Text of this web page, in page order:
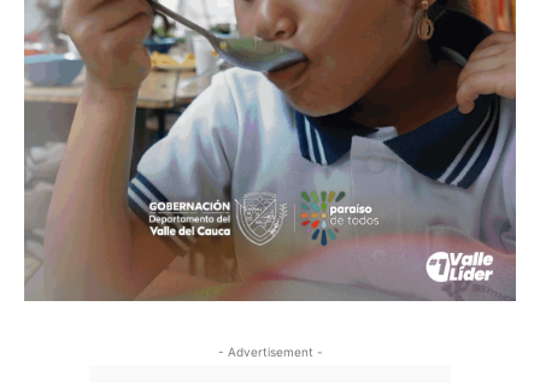
- Advertisement -